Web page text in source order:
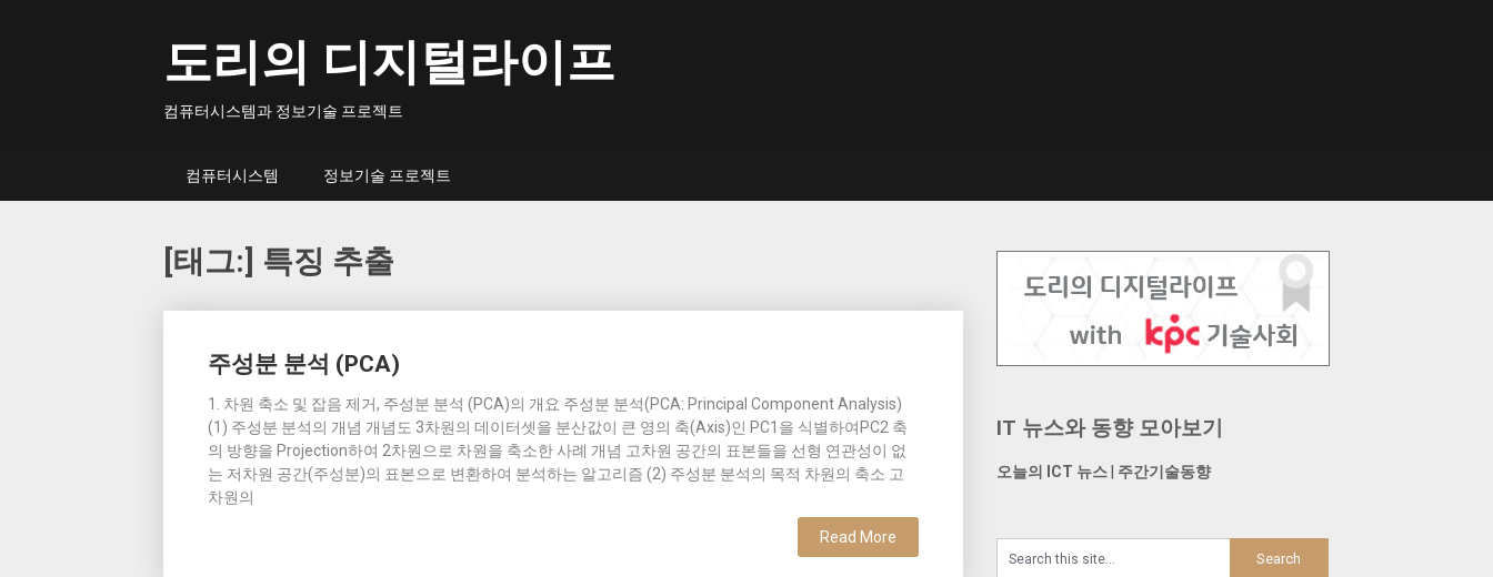
도리의 디지털라이프
컴퓨터시스템과 정보기술 프로젝트
컴퓨터시스템 정보기술 프로젝트
[태그:] 특징 추출
주성분 분석 (PCA)
1. 차원 축소 및 잡음 제거, 주성분 분석 (PCA)의 개요 주성분 분석(PCA: Principal Component Analysis)
(1) 주성분 분석의 개념 개념도 3차원의 데이터셋을 분산값이 큰 영의 축(Axis)인 PC1을 식별하여PC2 축
의 방향을 Projection하여 2차원으로 차원을 축소한 사례 개념 고차원 공간의 표본들을 선형 연관성이 없
는 저차원 공간(주성분)의 표본으로 변환하여 분석하는 알고리즘 (2) 주성분 분석의 목적 차원의 축소 고
차원의
Read More
navigation
IT 뉴스와 동향 모아보기
오늘의 ICT 뉴스 주간기술동향